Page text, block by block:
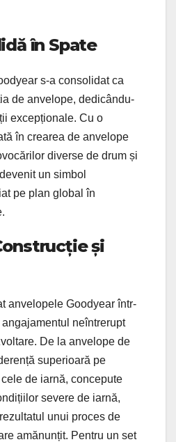
în Spate
s-a consolidat ca
de anvelope, dedicându-
excepționale. Cu o
în crearea de anvelope
diverse de drum și
un simbol
pe plan global în
și
anvelopele Goodyear într-
neîntrerupt
De la anvelope de
superioară pe
de iarnă, concepute
severe de iarnă,
unui proces de
amănunțit. Pentru un set